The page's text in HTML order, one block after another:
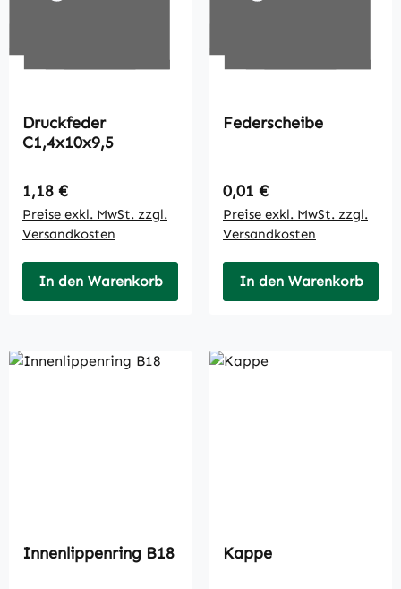
Druckfeder
C1,4x10x9,5
Regulärer Preis:
1,18 €
Preise exkl. MwSt. zzgl.
Versandkosten
In den Warenkorb
Federscheibe
Regulärer Preis:
0,01 €
Preise exkl. MwSt. zzgl.
Versandkosten
In den Warenkorb
Innenlippenring B18 Kappe